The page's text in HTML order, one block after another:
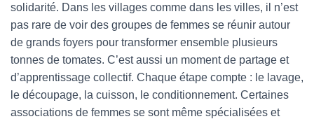
solidarité. Dans les villages comme dans les villes, il n’est
pas rare de voir des groupes de femmes se réunir autour
de grands foyers pour transformer ensemble plusieurs
tonnes de tomates. C’est aussi un moment de partage et
d’apprentissage collectif. Chaque étape compte : le lavage,
le découpage, la cuisson, le conditionnement. Certaines
associations de femmes se sont même spécialisées et